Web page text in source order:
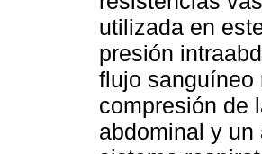
utilizada en
presión
flujo sanguíneo
compresión de
abdominal y